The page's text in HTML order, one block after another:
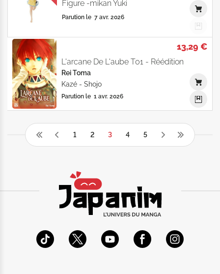
Figure -mikan Yuki
Parution le 7 avr. 2026
13,29 €
L'arcane De L'aube T01 - Réédition
Rei Toma
Kazé - Shojo
Parution le 1 avr. 2026
1 2 3 4 5